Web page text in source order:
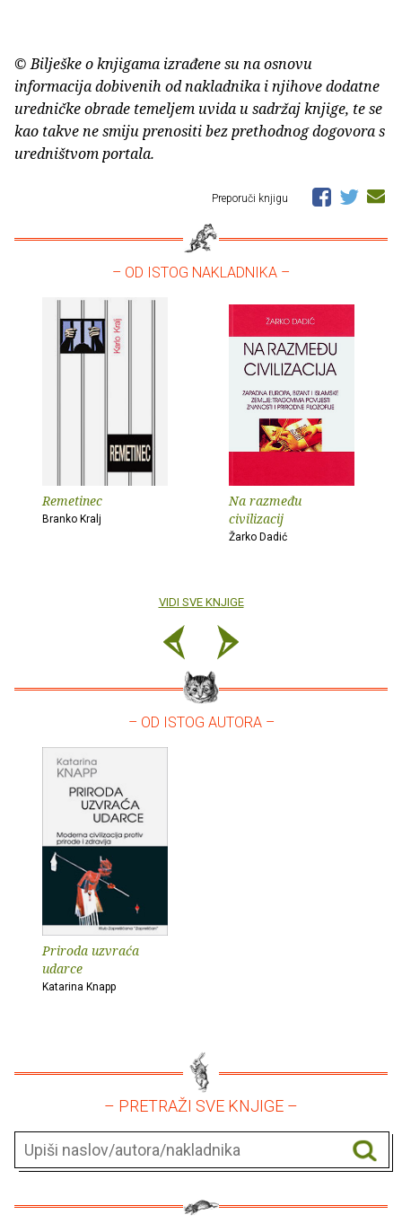
© Bilješke o knjigama izrađene su na osnovu
informacija dobivenih od nakladnika i njihove dodatne
uredničke obrade temeljem uvida u sadržaj knjige, te se
kao takve ne smiju prenositi bez prethodnog dogovora s
uredništvom portala.
Preporuči knjigu
– OD ISTOG NAKLADNIKA –
Remetinec
Branko Kralj
Na razmeđu
civilizacij
Žarko Dadić
VIDI SVE KNJIGE
– OD ISTOG AUTORA –
Priroda uzvraća
udarce
Katarina Knapp
– PRETRAŽI SVE KNJIGE –